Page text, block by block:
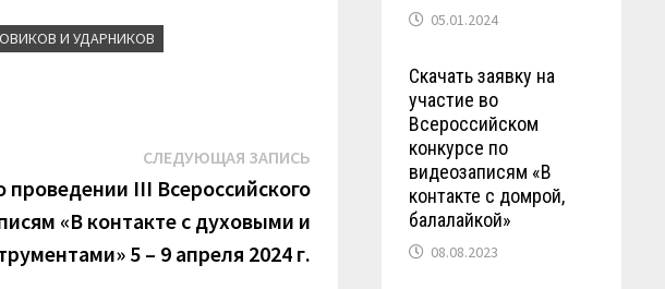
И УДАРНИКОВ
СЛЕДУЮЩАЯ ЗАПИСЬСледующая
запись:
III Всероссийского
«В контакте с духовыми и
5 – 9 апреля 2024 г.
05.01.2024
Скачать заявку на
участие во
Всероссийском
конкурсе по
видеозаписям «В
контакте с домрой,
балалайкой»
08.08.2023